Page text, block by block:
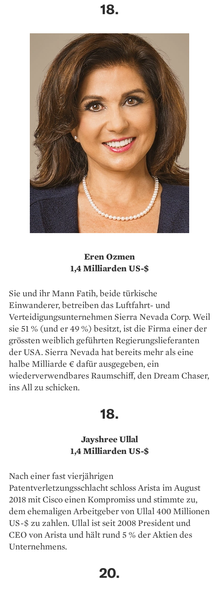
18.
Eren Ozmen
1,4 Milliarden US-$
Sie und ihr Mann Fatih, beide türkische
Einwanderer, betreiben das Luftfahrt- und
Verteidigungsunternehmen Sierra Nevada Corp. Weil
sie 51 % (und er 49 %) besitzt, ist die Firma einer der
grössten weiblich geführten Regierungslieferanten
der USA. Sierra Nevada hat bereits mehr als eine
halbe Milliarde € dafür ausgegeben, ein
wiederverwendbares Raumschiff, den Dream Chaser,
ins All zu schicken.
18.
Jayshree Ullal
1,4 Milliarden US-$
Nach einer fast vierjährigen
Patentverletzungsschlacht schloss Arista im August
2018 mit Cisco einen Kompromiss und stimmte zu,
dem ehemaligen Arbeitgeber von Ullal 400 Millionen
US-$ zu zahlen. Ullal ist seit 2008 President und
CEO von Arista und hält rund 5 % der Aktien des
Unternehmens.
20.